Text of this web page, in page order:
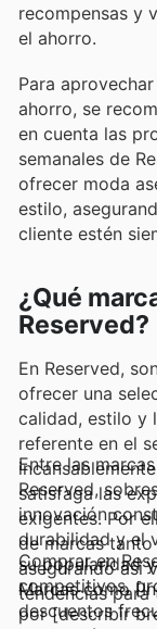
recompensas y
el ahorro.
Para
ahorro, se
en cuenta las
semanales de
ofrecer moda
estilo,
cliente estén
¿Qué
Reserved?
En Reserved,
ofrecer una
calidad, estilo y
referente en el
satisfaga las
exigentes. Por
de marcas
asegurando así
tendencias
Entre las
Reserved,
innovación
durabilidad y el
su popularidad
Marcas como
por [describir
Comprar en
competitivos,
descuentos